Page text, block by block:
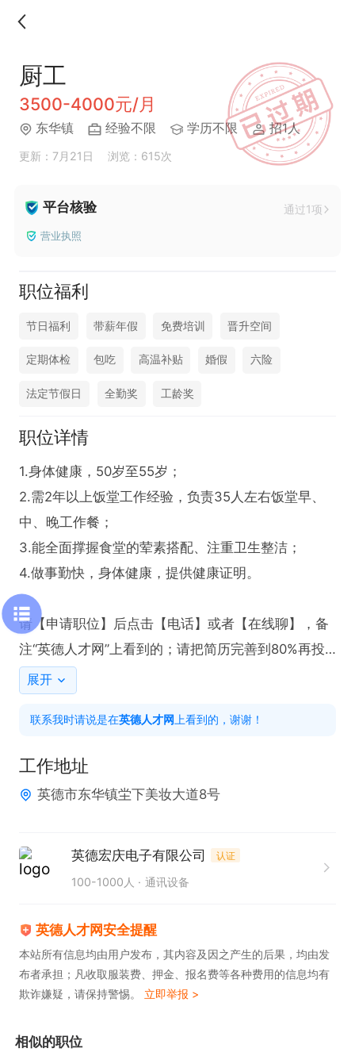
厨工
3500-4000元/月
东华镇 经验不限 学历不限 招1人
更新：7月21日 浏览：615次
平台核验 通过1项
营业执照
职位福利
节日福利 带薪年假 免费培训 晋升空间
定期体检 包吃 高温补贴 婚假 六险
法定节假日 全勤奖 工龄奖
职位详情
1.身体健康，50岁至55岁；
2.需2年以上饭堂工作经验，负责35人左右饭堂早、
中、晚工作餐；
3.能全面撑握食堂的荤素搭配、注重卫生整洁；
4.做事勤快，身体健康，提供健康证明。
请【申请职位】后点击【电话】或者【在线聊】，备
注“英德人才网”上看到的；请把简历完善到80%再投
递，让我了解你的优势
展开
联系我时请说是在英德人才网 上看到的，谢谢！
工作地址
英德市东华镇坣下美妆大道8号
英德宏庆电子有限公司 认证
100-1000人 通讯设备
英德人才网安全提醒
本站所有信息均由用户发布，其内容及因之产生的后果，均由发
布者承担；凡收取服装费、押金、报名费等各种费用的信息均有
欺诈嫌疑，请保持警惕。 立即举报 >
相似的职位